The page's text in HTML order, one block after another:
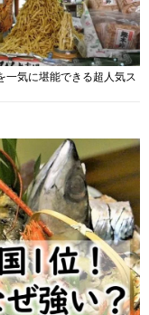
一気に堪能できる超人気ス